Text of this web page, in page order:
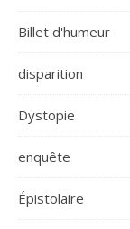
Billet d'humeur
disparition
Dystopie
enquête
Épistolaire